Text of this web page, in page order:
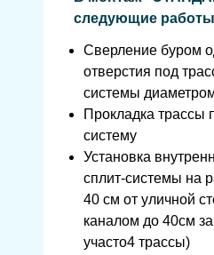
Сверление буром
отверстия под
системы
Прокладка трассы
систему
Установка
сплит-системы на
40 см от уличной
каналом до 40см
участо4 трассы)
следующие